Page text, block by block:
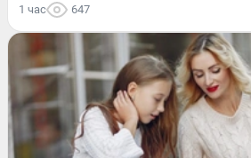
1 час 647